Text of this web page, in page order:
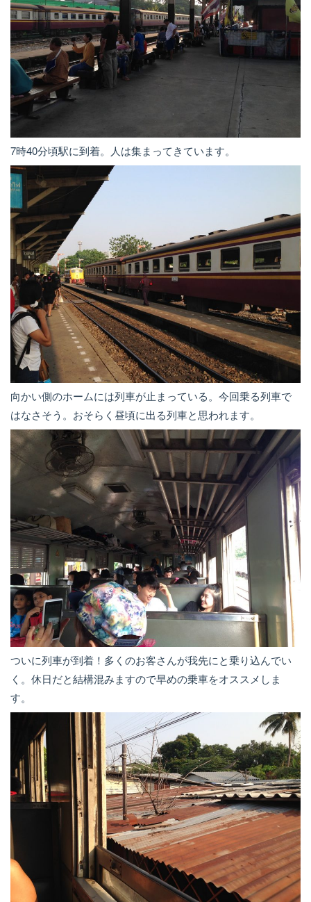
7時40分頃駅に到着。人は集まってきています。
向かい側のホームには列車が止まっている。今回乗る列車で
はなさそう。おそらく昼頃に出る列車と思われます。
ついに列車が到着！多くのお客さんが我先にと乗り込んでい
く。休日だと結構混みますので早めの乗車をオススメしま
す。